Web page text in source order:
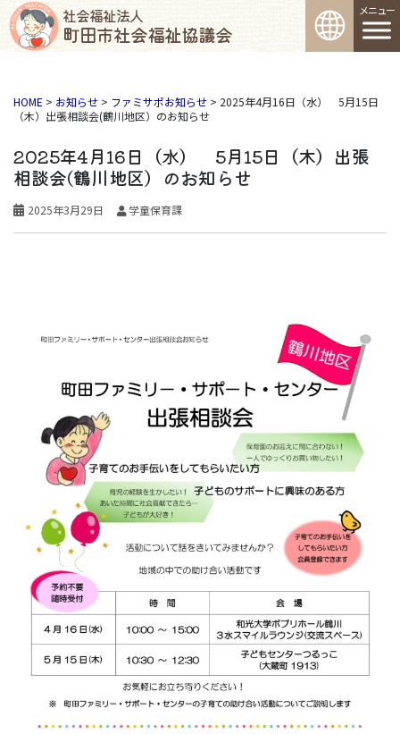
社会福祉法人
町田市社会福祉協議会
コンテンツへスキップ
HOME > お知らせ > ファミサポお知らせ > 2025年4月16日（水） 5月15日
（木）出張相談会(鶴川地区）のお知らせ
2025年4月16日（水） 5月15日（木）出張
相談会(鶴川地区）のお知らせ
2025年3月29日 学童保育課